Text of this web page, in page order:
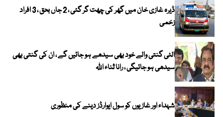
ڈیرہ غازی خان میں گھر کی چھت گر گئی ، 2 جاں بحق ، 3 افراد
زخمی
الٹی گنتی والے خود بھی سیدھے ہو جائیں گے ، ان کی گنتی بھی
سیدھی ہو جائیگی ، رانا ثناء اللہ
شہداء اور غازیوں کو سول ایوارڈز دینے کی منظوری